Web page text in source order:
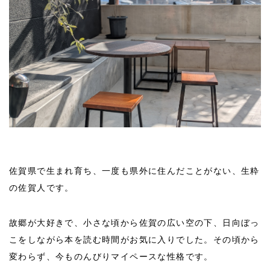
佐賀県で生まれ育ち、一度も県外に住んだことがない、生粋
の佐賀人です。
故郷が大好きで、小さな頃から佐賀の広い空の下、日向ぼっ
こをしながら本を読む時間がお気に入りでした。その頃から
変わらず、今ものんびりマイペースな性格です。